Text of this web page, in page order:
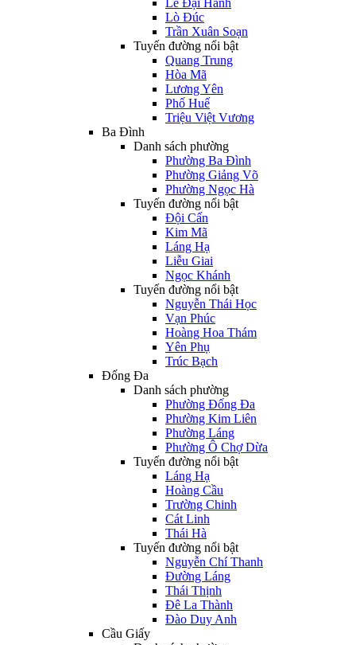
Lê Đại Hành
Lò Đúc
Trần Xuân Soạn
Tuyến đường nổi bật
Quang Trung
Hòa Mã
Lương Yên
Phố Huế
Triệu Việt Vương
Ba Đình
Danh sách phường
Phường Ba Đình
Phường Giảng Võ
Phường Ngọc Hà
Tuyến đường nổi bật
Đội Cấn
Kim Mã
Láng Hạ
Liễu Giai
Ngọc Khánh
Tuyến đường nổi bật
Nguyễn Thái Học
Vạn Phúc
Hoàng Hoa Thám
Yên Phụ
Trúc Bạch
Đống Đa
Danh sách phường
Phường Đống Đa
Phường Kim Liên
Phường Láng
Phường Ô Chợ Dừa
Tuyến đường nổi bật
Láng Hạ
Hoàng Cầu
Trường Chinh
Cát Linh
Thái Hà
Tuyến đường nổi bật
Nguyễn Chí Thanh
Đường Láng
Thái Thịnh
Đê La Thành
Đào Duy Anh
Cầu Giấy